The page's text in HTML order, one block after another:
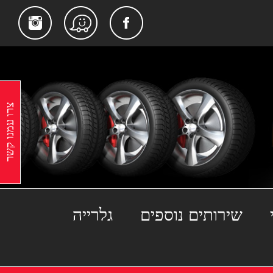
Facebook
Waze
שירותים נוספים
גלרייה
צרו עמנו קשר